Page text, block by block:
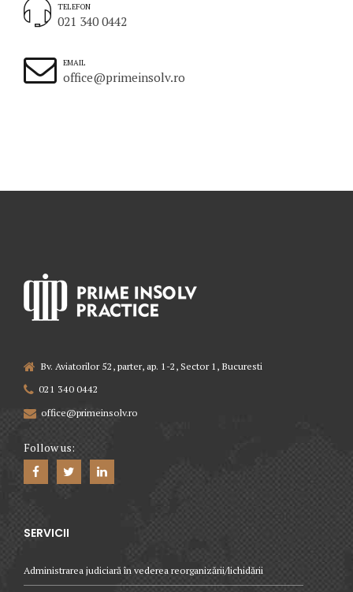
TELEFON
021 340 0442
EMAIL
office@primeinsolv.ro
Bv. Aviatorilor 52, parter, ap. 1-2, Sector 1, Bucuresti
021 340 0442
office@primeinsolv.ro
Follow us:
SERVICII
Administrarea judiciară în vederea reorganizării/lichidării